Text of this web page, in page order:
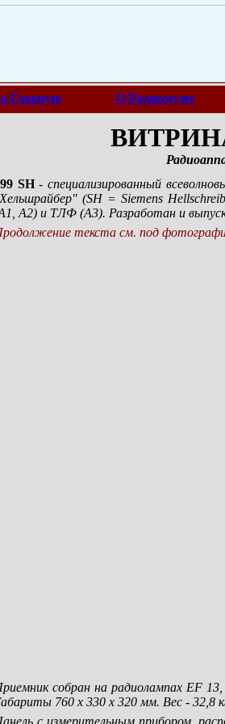
Главную О Радиомузее
SH- специализированный
(SH = Siemens
А2) и ТЛФ (А3). Разработан и
текста см. под
собран на радиолампах EF
760 х 330 х 320 мм. Вес - 32,8
с измерительным прибором,